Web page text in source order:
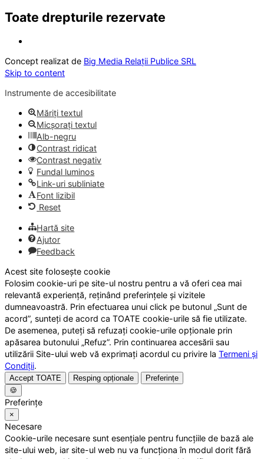
Toate drepturile rezervate
Concept realizat de Big Media Relații Publice SRL
Skip to content
Instrumente de accesibilitate
Măriți textul
Micșorați textul
Alb-negru
Contrast ridicat
Contrast negativ
Fundal luminos
Link-uri subliniate
Font lizibil
Reset
Hartă site
Ajutor
Feedback
Acest site folosește cookie
Folosim cookie-uri pe site-ul nostru pentru a vă oferi cea mai
relevantă experiență, reținând preferințele și vizitele
dumneavoastră. Prin efectuarea unui click pe butonul „Sunt de
acord”, sunteți de acord ca TOATE cookie-urile să fie utilizate.
De asemenea, puteți să refuzați cookie-urile opționale prin
apăsarea butonului „Refuz”. Prin continuarea accesării sau
utilizării Site-ului web vă exprimați acordul cu privire la Termeni și
Condiții.
Accept TOATE Resping opționale
Preferințe
🍪
Preferințe
×
Necesare
Cookie-urile necesare sunt esențiale pentru funcțiile de bază ale
site-ului web, iar site-ul web nu va funcționa în modul dorit fără